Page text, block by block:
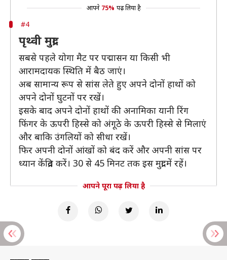
आपने 75% पढ़ लिया है
#4
पृथ्वी मुद्रा
सबसे पहले योगा मैट पर पद्मासन या किसी भी
आरामदायक स्थिति में बैठ जाएं।
अब सामान्य रूप से सांस लेते हुए अपने दोनों हाथों को
अपने दोनों घुटनों पर रखें।
इसके बाद अपने दोनों हाथों की अनामिका यानी रिंग
फिंगर के ऊपरी हिस्से को अंगूठे के ऊपरी हिस्से से मिलाएं
और बाकि उंगलियों को सीधा रखें।
फिर अपनी दोनों आंखों को बंद करें और अपनी सांस पर
ध्यान केंद्रित करें। 30 से 45 मिनट तक इस मुद्रा में रहें।
आपने पूरा पढ़ लिया है